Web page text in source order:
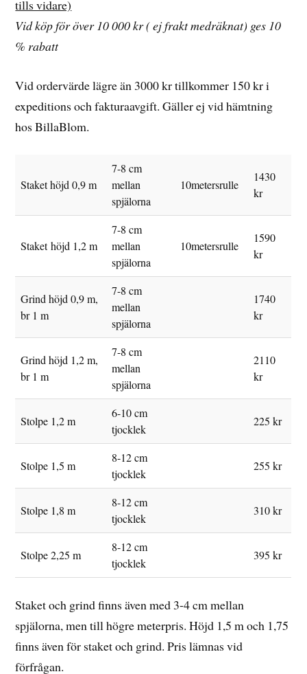
tills vidare)
Vid köp för över 10 000 kr ( ej frakt medräknat) ges 10
% rabatt
Vid ordervärde lägre än 3000 kr tillkommer 150 kr i
expeditions och fakturaavgift. Gäller ej vid hämtning
hos BillaBlom.
Staket höjd 0,9 m
7-8 cm
mellan
spjälorna
10metersrulle
1430
kr
Staket höjd 1,2 m
7-8 cm
mellan
spjälorna
10metersrulle
1590
kr
Grind höjd 0,9 m,
br 1 m
7-8 cm
mellan
spjälorna
1740
kr
Grind höjd 1,2 m,
br 1 m
7-8 cm
mellan
spjälorna
2110
kr
Stolpe 1,2 m
6-10 cm
tjocklek
225 kr
Stolpe 1,5 m
8-12 cm
tjocklek
255 kr
Stolpe 1,8 m
8-12 cm
tjocklek
310 kr
Stolpe 2,25 m
8-12 cm
tjocklek
395 kr
Staket och grind finns även med 3-4 cm mellan
spjälorna, men till högre meterpris. Höjd 1,5 m och 1,75
finns även för staket och grind. Pris lämnas vid
förfrågan.